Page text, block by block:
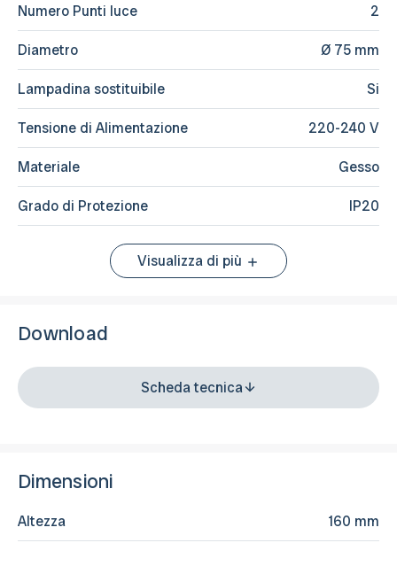
Numero Punti luce 2
Diametro Ø 75 mm
Lampadina sostituibile Si
Tensione di Alimentazione 220-240 V
Materiale Gesso
Grado di Protezione IP20
Visualizza di più
Download
Scheda tecnica
Dimensioni
Altezza 160 mm